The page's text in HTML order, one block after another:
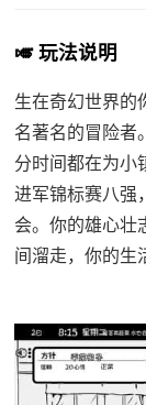
🎺 玩法说明
生在奇幻世界的
名著名的冒险
分时间都在为小
进军锦标赛八
会。你的雄心壮
间溜走，你的生